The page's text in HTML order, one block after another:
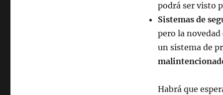
podrá ser visto
Sistemas de
pero la novedad
un sistema de
Habrá que